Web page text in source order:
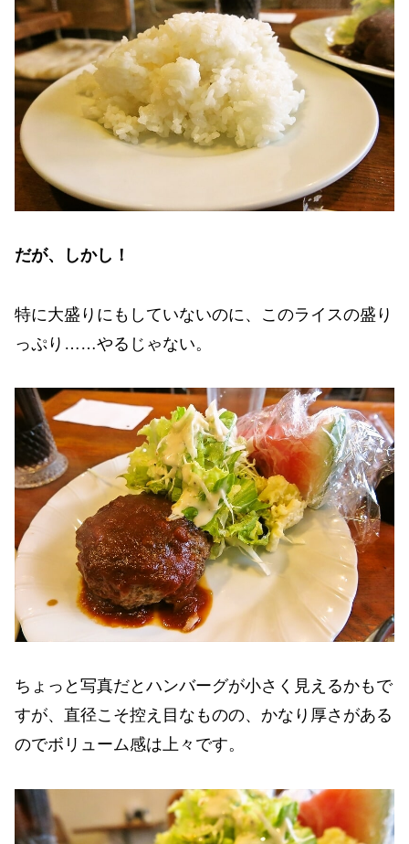
だが、しかし！
特に大盛りにもしていないのに、このライスの盛り
っぷり……やるじゃない。
ちょっと写真だとハンバーグが小さく見えるかもで
すが、直径こそ控え目なものの、かなり厚さがある
のでボリューム感は上々です。